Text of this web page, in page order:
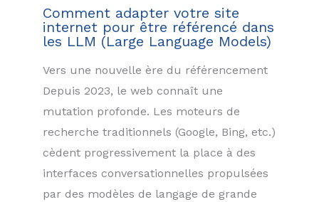
Comment adapter votre site
internet pour être référencé dans
les LLM (Large Language Models)
Vers une nouvelle ère du référencement
Depuis 2023, le web connaît une
mutation profonde. Les moteurs de
recherche traditionnels (Google, Bing, etc.)
cèdent progressivement la place à des
interfaces conversationnelles propulsées
par des modèles de langage de grande